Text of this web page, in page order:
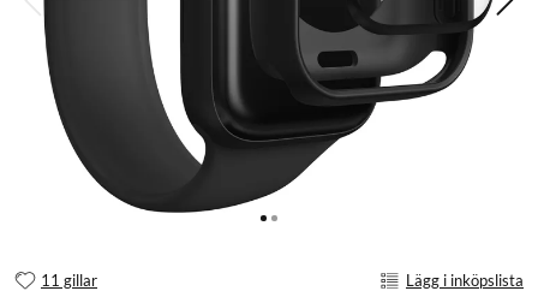
11 gillar Lägg i inköpslista